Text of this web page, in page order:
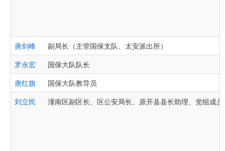
唐剑峰
副局长（主管国保支队、太安派出所）
罗永宏
国保大队队长
唐红旗
国保大队教导员
刘立民
潼南区副区长、区公安局长、原开县县长助理、党组成